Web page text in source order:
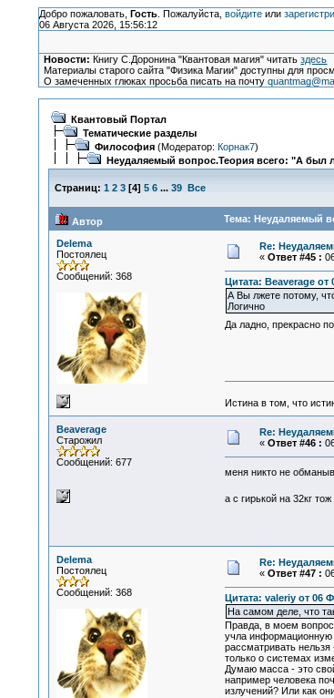
Добро пожаловать, Гость. Пожалуйста, войдитеили
06 Августа 2026, 15:56:12
Новости: Книгу С.Доронина "Квантовая магия" читатьздесь
Материалы старого сайта "Физика Магии" доступны для
О замеченных глюках просьба писать на почту
Квантовый Портал
Тематические разделы
Философия(Модератор: Корнак7)
Неудаляемый вопрос.Теория всего: "А был
Страниц: 1 2 3[4] 5 6 ... 39 Все
Автор Тема: Неудаляемый
Delema
Постоялец
Сообщений: 368
Re:
« Ответ #45 :
Цитата: Beaverage от
А Вы лжете потому,
Логично
Да ладно, прекрасно
Истина в том, что
Beaverage
Старожил
Сообщений: 677
Re:
« Ответ #46 :
меня никто не
а с гирькой на 32кг
Delema
Постоялец
Сообщений: 368
Re:
« Ответ #47 :
Цитата: valeriy от 06
На самом деле, что
Правда, в моем
учла информационную
рассматривать
только о системах
Думаю масса - это
например человека
излучений? Или как